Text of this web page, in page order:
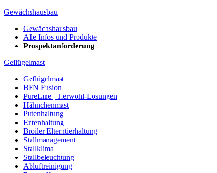
Gewächshausbau
Gewächshausbau
Alle Infos und Produkte
Prospektanforderung
Geflügelmast
Geflügelmast
BFN Fusion
PureLine | Tierwohl-Lösungen
Hähnchenmast
Putenhaltung
Entenhaltung
Broiler Elterntierhaltung
Stallmanagement
Stallklima
Stallbeleuchtung
Abluftreinigung